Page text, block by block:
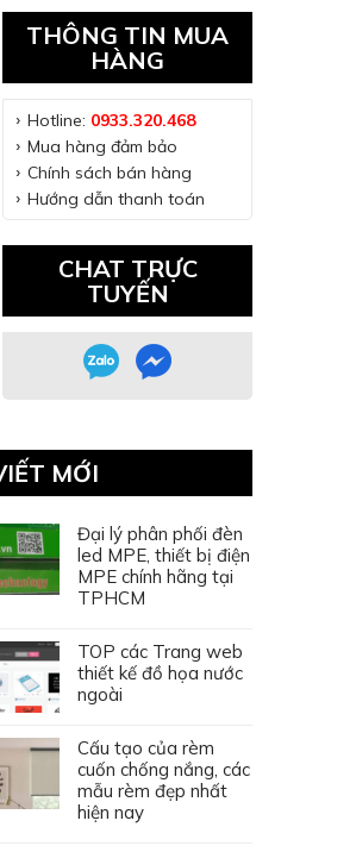
THÔNG TIN MUA
HÀNG
Hotline: 0933.320.468
Mua hàng đảm bảo
Chính sách bán hàng
Hướng dẫn thanh toán
CHAT TRỰC
TUYẾN
MỚI
Đại lý phân phối đèn
led MPE, thiết bị điện
MPE chính hãng tại
TPHCM
TOP các Trang web
thiết kế đồ họa nước
ngoài
Cấu tạo của rèm
cuốn chống nắng, các
mẫu rèm đẹp nhất
hiện nay